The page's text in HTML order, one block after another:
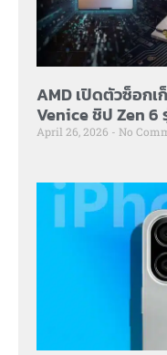
AMD เปิดตัวซ็อกเ
Venice ชิป Zen 6
April 26, 2026 No